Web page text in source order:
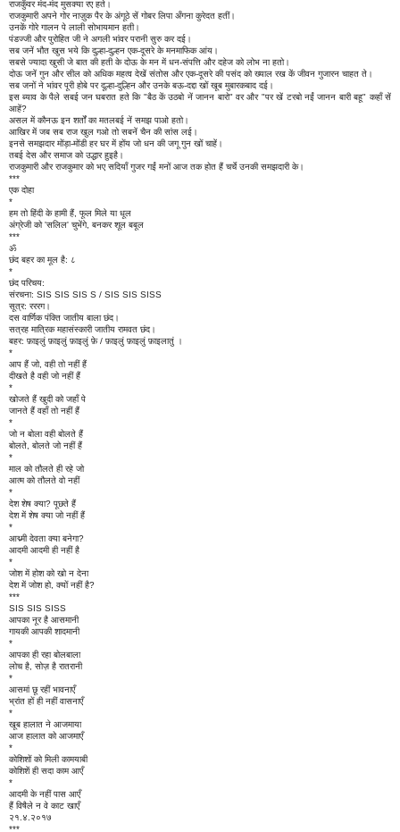
राजकुँवर मंद-मंद मुसक्या रए हते।
राजकुमारी अपने गोर नाज़ुक पैर के अंगूठे सें गोबर लिपा अँगना कुरेदत हतीं।
उनकें गोरे गालन पे लाली सोभायमान हती।
पंडज्जी और पुरोहित जी ने अगली भांवर परानी सुरु कर दई।
सब जनें भौत खुस भये कि दुल्हा-दुल्हन एक-दूसरे के मनमाफिक आंय।
सबसे ज्यादा खुसी जे बात की हती के दोऊ के मन में धन-संपत्ति और दहेज को लोभ ना हतो।
दोऊ जनें गुन और सील को अधिक महत्व देखें संतोस और एक-दूसरे की पसंद को ख्याल रख कें जीवन गुजारन चाहत ते।
सब जनों ने भांवर पूरी होबे पर दूल्हा-दुल्हिन और उनके बऊ-दद्दा खों खूब मुबारकबाद दई।
इस ब्याव के पैले सबई जन घबरात हते कि "बैठ कें उठबो नें जानन बारो" वर और "पर खें टरबो नईं जानन बारी बहू" कहाँ सें
आहें?
असल में कौनऊ इन शर्तों का मतलबई नें समझ पाओ हतो।
आखिर में जब सब राज खुल गओ तो सबनें चैन की सांस लई।
इनसे समझदार मोंड़ा-मोंडी हर घर में होंय जो धन की जगू गुन खों चाहें।
तबई देस और समाज को उद्धार हुइहै।
राजकुमारी और राजकुमार को भए सदियाँ गुजर गईं मनों आज तक होत हैं चर्चे उनकी समझदारी के।
***
एक दोहा
*
हम तो हिंदी के हामी हैं, फूल मिले या धूल
अंग्रेजी को 'सलिल' चुभेंगे, बनकर शूल बबूल
***
ॐ
छंद बहर का मूल है: ८
*
छंद परिचय:
संरचना: SIS SIS SIS S / SIS SIS SISS
सूत्र: रररग।
दस वार्णिक पंक्ति जातीय बाला छंद।
सत्रह मात्रिक महासंस्कारी जातीय रामवत छंद।
बहर: फ़ाइलुं फ़ाइलुं फ़ाइलुं फ़े / फ़ाइलुं फ़ाइलुं फ़ाइलातुं ।
*
आप हैं जो, वही तो नहीं हैं
दीखते है वही जो नहीं हैं
*
खोजते हैं खुदी को जहाँ पे
जानते हैं वहाँ तो नहीं हैं
*
जो न बोला वही बोलते हैं
बोलते, बोलते जो नहीं हैं
*
माल को तौलते ही रहे जो
आत्म को तौलते वो नहीं
*
देश शेष क्या? पूछते हैं
देश में शेष क्या जो नहीं हैं
*
आद्म्मी देवता क्या बनेगा?
आदमी आदमी ही नहीं है
*
जोश में होश को खो न देना
देश में जोश हो, क्यों नहीं है?
***
SIS SIS SISS
आपका नूर है आसमानी
गायकी आपकी शादमानी
*
आपका ही रहा बोलबाला
लोच है, सोज़ है रातरानी
*
आसमां छू रहीं भावनाएँ
भ्रांत हों ही नहीं वासनाएँ
*
खूब हालात ने आजमाया
आज हालात को आजमाएँ
*
कोशिशों को मिली कामयाबी
कोशिशें ही सदा काम आएँ
*
आदमी के नहीं पास आएँ
हैं विषैले न वे काट खाएँ
२१.४.२०१७
***